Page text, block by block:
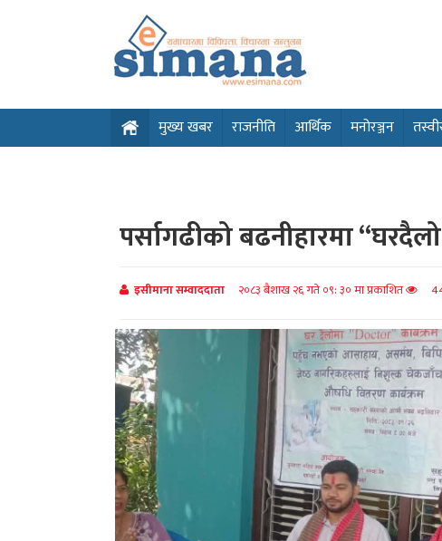
मुख्य खबर राजनीति आर्थिक मनोरञ्जन
पर्सागढीको बढनीहारमा
इसीमाना सम्वाददाता २०८३ बैशाख २६ गते ०९: ३० मा प्रकाशित